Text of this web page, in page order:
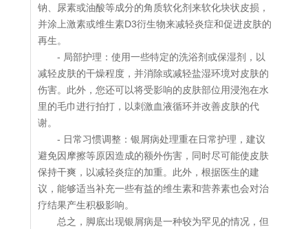
钠、尿素或油酸等成分的角质软化剂来软化块状皮损，
并涂上激素或维生素D3衍生物来减轻炎症和促进皮肤的
再生。
- 局部护理：使用一些特定的洗浴剂或保湿剂，以
减轻皮肤的干燥程度，并消除或减轻盐湿环境对皮肤的
伤害。此外，您还可以将受影响的皮肤部位用浸泡在水
里的毛巾进行拍打，以刺激血液循环并改善皮肤的代
谢。
- 日常习惯调整：银屑病处理重在日常护理，建议
避免因摩擦等原因造成的额外伤害，同时尽可能使皮肤
保持干爽，以减轻炎症的加重。此外，根据医生的建
议，能够适当补充一些有益的维生素和营养素也会对治
疗结果产生积极影响。
总之，脚底出现银屑病是一种较为罕见的情况，但